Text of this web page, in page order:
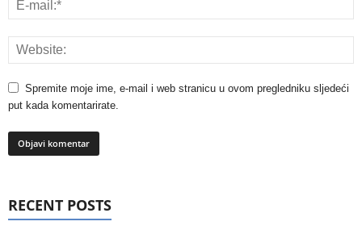
Spremite moje ime, e-mail i web stranicu u ovom pregledniku sljedeći
put kada komentarirate.
RECENT POSTS